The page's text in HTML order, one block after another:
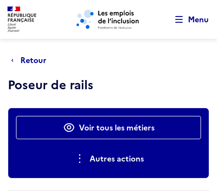
Aller au menu principal Aller au contenu principal
Menu
Retour
Poseur de rails
Actions rapidesVoir tous les métiers
Autres actions
Retour au début de la page
Panneau de gestion des cookies